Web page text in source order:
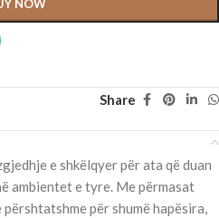
NOW
Share
e shkëlqyer për ata që duan
ambientet e tyre. Me përmasat
për shumë hapësira,